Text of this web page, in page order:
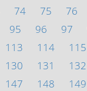
74 75 76
95 96 97
113 114 115
130 131 132
147 148 149